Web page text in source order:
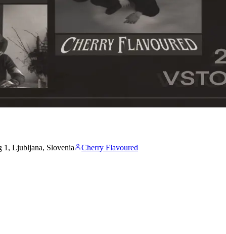
1, Ljubljana, Slovenia
Cherry Flavoured